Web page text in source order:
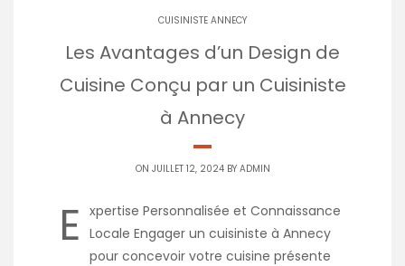
CUISINISTE ANNECY
Les Avantages d’un Design de
Cuisine Conçu par un Cuisiniste
à Annecy
ON JUILLET 12, 2024 BY ADMIN
E xpertise Personnalisée et Connaissance
Locale Engager un cuisiniste à Annecy
pour concevoir votre cuisine présente